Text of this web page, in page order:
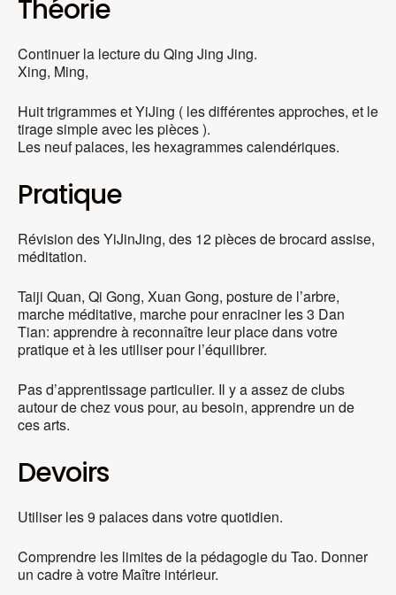
Théorie
Continuer la lecture du Qing Jing Jing.
Xing, Ming,
Huit trigrammes et YiJing ( les différentes approches, et le
tirage simple avec les pièces ).
Les neuf palaces, les hexagrammes calendériques.
Pratique
Révision des YiJinJing, des 12 pièces de brocard assise,
méditation.
Taiji Quan, Qi Gong, Xuan Gong, posture de l’arbre,
marche méditative, marche pour enraciner les 3 Dan
Tian: apprendre à reconnaître leur place dans votre
pratique et à les utiliser pour l’équilibrer.
Pas d’apprentissage particulier. Il y a assez de clubs
autour de chez vous pour, au besoin, apprendre un de
ces arts.
Devoirs
Utiliser les 9 palaces dans votre quotidien.
Comprendre les limites de la pédagogie du Tao. Donner
un cadre à votre Maître intérieur.